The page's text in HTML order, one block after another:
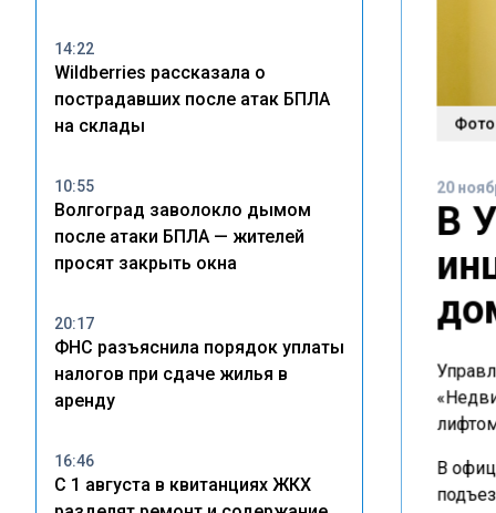
14:22
Wildberries рассказала о
пострадавших после атак БПЛА
на склады
10:55
Волгоград заволокло дымом
после атаки БПЛА — жителей
просят закрыть окна
20:17
ФНС разъяснила порядок уплаты
налогов при сдаче жилья в
аренду
16:46
С 1 августа в квитанциях ЖКХ
20
В
В